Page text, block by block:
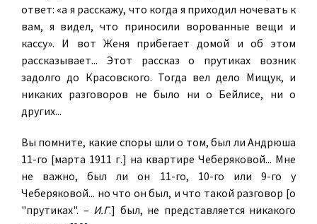
ответ: «а я расскажу, что когда я приходил ночевать к
вам, я видел, что приносили ворованные вещи и
кассу». И вот Женя прибегает домой и об этом
рассказывает... Этот рассказ о прутиках возник
задолго до Красовского. Тогда вел дело Мищук, и
никаких разговоров не было ни о Бейлисе, ни о
других...
Вы помните, какие споры шли о том, был ли Андрюша
11-го [марта 1911 г.] на квартире Чеберяковой... Мне
не важно, был ли он 11-го, 10-го или 9-го у
Чеберяковой... но что он был, и что такой разговор [о
"прутиках". – И.Г.] был, не представляется никакого